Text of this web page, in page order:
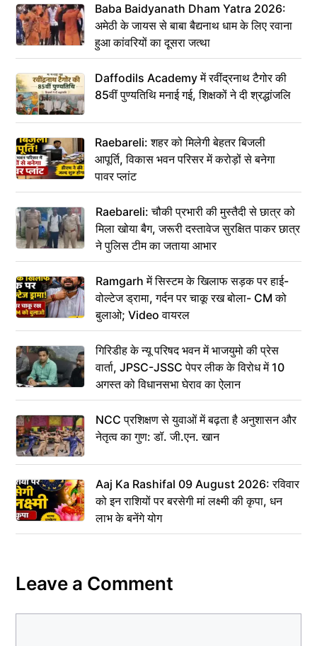
Baba Baidyanath Dham Yatra 2026:
अमेठी के जायस से बाबा बैद्यनाथ धाम के लिए रवाना
हुआ कांवरियों का दूसरा जत्था
Daffodils Academy में रवींद्रनाथ टैगोर की
85वीं पुण्यतिथि मनाई गई, शिक्षकों ने दी श्रद्धांजलि
Raebareli: शहर को मिलेगी बेहतर बिजली
आपूर्ति, विकास भवन परिसर में करोड़ों से बनेगा
पावर प्लांट
Raebareli: चौकी प्रभारी की मुस्तैदी से छात्र को
मिला खोया बैग, जरूरी दस्तावेज सुरक्षित पाकर छात्र
ने पुलिस टीम का जताया आभार
Ramgarh में सिस्टम के खिलाफ सड़क पर हाई-
वोल्टेज ड्रामा, गर्दन पर चाकू रख बोला- CM को
बुलाओ; Video वायरल
गिरिडीह के न्यू परिषद भवन में भाजयुमो की प्रेस
वार्ता, JPSC-JSSC पेपर लीक के विरोध में 10
अगस्त को विधानसभा घेराव का ऐलान
NCC प्रशिक्षण से युवाओं में बढ़ता है अनुशासन और
नेतृत्व का गुण: डॉ. जी.एन. खान
Aaj Ka Rashifal 09 August 2026: रविवार
को इन राशियों पर बरसेगी मां लक्ष्मी की कृपा, धन
लाभ के बनेंगे योग
Leave a Comment